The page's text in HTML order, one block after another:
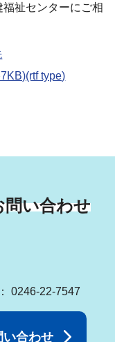
祉センターにご相
type)
い合わせ
0246-22-7547
い合わせ